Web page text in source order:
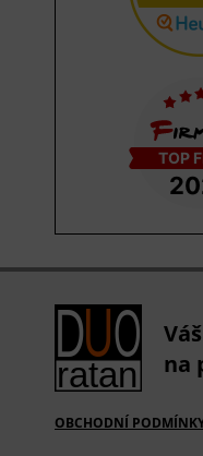
na
OBCHODNÍ